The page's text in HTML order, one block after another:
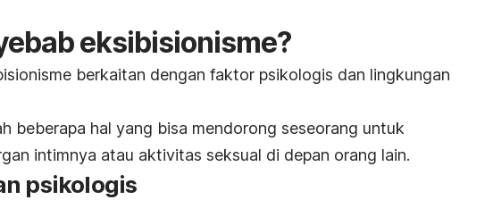
eksibisionisme?
berkaitan dengan faktor psikologis dan lingkungan
beberapa hal yang bisa mendorong seseorang untuk
intimnya atau aktivitas seksual di depan orang lain.
psikologis